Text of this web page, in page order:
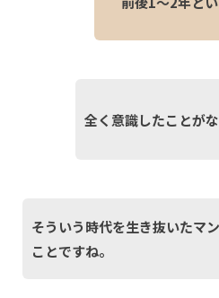
全く意識したことがな
そういう時代を生き抜いたマ
ことですね。